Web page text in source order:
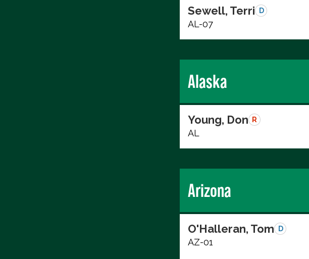
Sewell, Terri D
AL-07
Alaska
Young, Don R
AL
Arizona
O'Halleran, Tom D
AZ-01